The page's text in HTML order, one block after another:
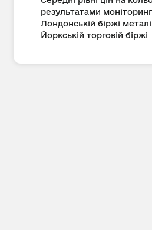
результатами
Лондонській біржі
Йоркській торговій біржі